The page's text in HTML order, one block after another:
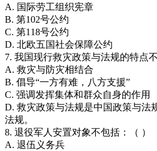
A. 国际劳工组织宪章
B. 第102号公约
C. 第118号公约
D. 北欧五国社会保障公约
7. 我国现行救灾政策与法规的特点
A. 救灾与防灾相结合
B. 倡导“一方有难，八方支援”
C. 强调发挥集体和群众自身的作用
D. 救灾政策与法规是中国政策与法
法规。
8. 退役军人安置对象不包括：（ ）
A. 退伍义务兵